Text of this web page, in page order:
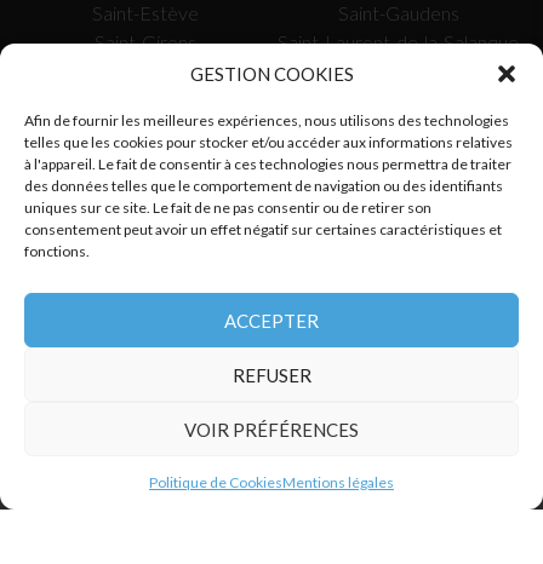
GESTION COOKIES
Afin de fournir les meilleures expériences, nous utilisons des technologies
telles que les cookies pour stocker et/ou accéder aux informations relatives
à l'appareil. Le fait de consentir à ces technologies nous permettra de traiter
des données telles que le comportement de navigation ou des identifiants
uniques sur ce site. Le fait de ne pas consentir ou de retirer son
consentement peut avoir un effet négatif sur certaines caractéristiques et
fonctions.
ACCEPTER
REFUSER
VOIR PRÉFÉRENCES
Politique de CookiesMentions légales
Saint-Estève
Saint-Gaudens
Saint-Girons
Saint-Laurent-de-la-Salanque
Toulouse
Tournefeuille
Uzès
Valence-d’Agen
Vauvert
Verdun-sur-Garonne
Vergèze
Villefranche-de-Rouergue
SUIVEZ-NOUS